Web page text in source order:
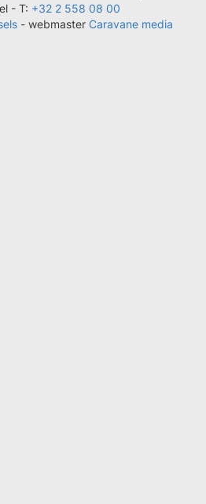
- T: +32 2 558 08 00
- webmaster Caravane media